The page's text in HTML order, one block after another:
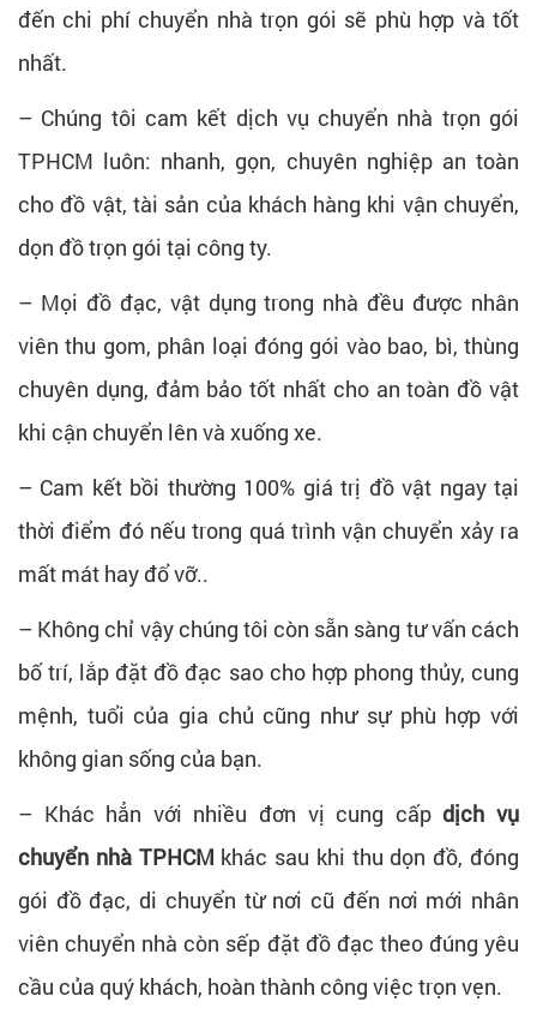
đến chi phí chuyển nhà trọn gói sẽ phù hợp và tốt
nhất.
– Chúng tôi cam kết dịch vụ chuyển nhà trọn gói
TPHCM luôn: nhanh, gọn, chuyên nghiệp an toàn
cho đồ vật, tài sản của khách hàng khi vận chuyển,
dọn đồ trọn gói tại công ty.
– Mọi đồ đạc, vật dụng trong nhà đều được nhân
viên thu gom, phân loại đóng gói vào bao, bì, thùng
chuyên dụng, đảm bảo tốt nhất cho an toàn đồ vật
khi cận chuyển lên và xuống xe.
– Cam kết bồi thường 100% giá trị đồ vật ngay tại
thời điểm đó nếu trong quá trình vận chuyển xảy ra
mất mát hay đổ vỡ..
– Không chỉ vậy chúng tôi còn sẵn sàng tư vấn cách
bố trí, lắp đặt đồ đạc sao cho hợp phong thủy, cung
mệnh, tuổi của gia chủ cũng như sự phù hợp với
không gian sống của bạn.
– Khác hẳn với nhiều đơn vị cung cấpdịch vụ
chuyển nhà TPHCM khác sau khi thu dọn đồ, đóng
gói đồ đạc, di chuyển từ nơi cũ đến nơi mới nhân
viên chuyển nhà còn sếp đặt đồ đạc theo đúng yêu
cầu của quý khách, hoàn thành công việc trọn vẹn.